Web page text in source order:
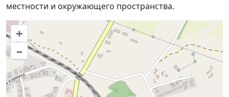
местности и окружающего пространства.
+
–